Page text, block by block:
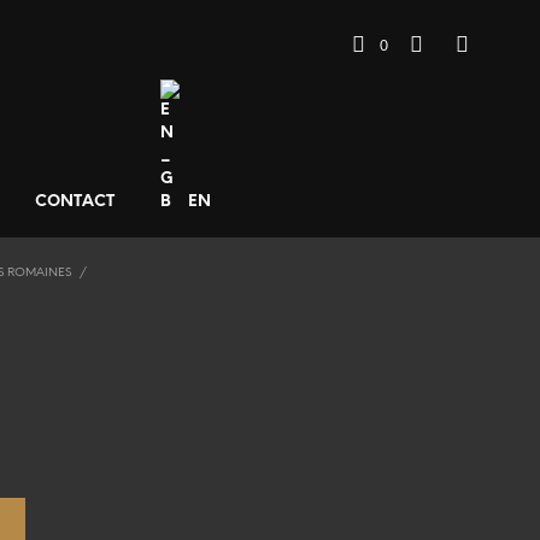
CONTACT EN
0
ROMAINES /